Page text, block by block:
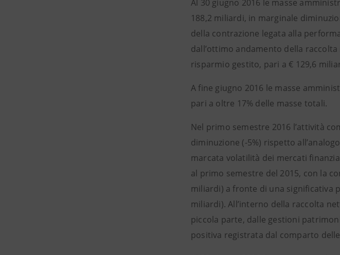
Al 30 giugno 2016 le masse
188,2 miliardi, in marginale
della contrazione legata alla
dall’ottimo andamento della
risparmio gestito, pari a € 129,6
A fine giugno 2016 le masse
pari a oltre 17% delle masse totali.
Nel primo semestre 2016 l’attività
diminuzione (-5%) rispetto
marcata volatilità dei mercati
al primo semestre del 2015, con la
miliardi) a fronte di una significativa
miliardi). All’interno della raccolta
piccola parte, dalle gestioni
positiva registrata dal comparto